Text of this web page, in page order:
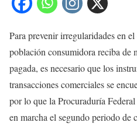
Para prevenir irregularidades en
población consumidora reciba de
pagada, es necesario que los
transacciones comerciales se
por lo que la Procuraduría
en marcha el segundo periodo de